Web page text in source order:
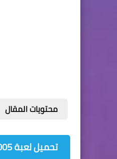
محتويات المقال